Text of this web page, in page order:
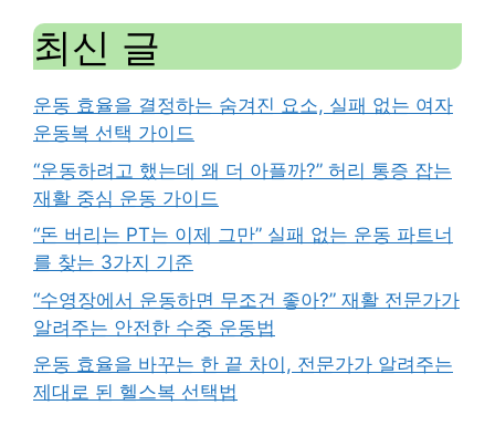
최신 글
운동 효율을 결정하는 숨겨진 요소, 실패 없는 여자
운동복 선택 가이드
“운동하려고 했는데 왜 더 아플까?” 허리 통증 잡는
재활 중심 운동 가이드
“돈 버리는 PT는 이제 그만” 실패 없는 운동 파트너
를 찾는 3가지 기준
“수영장에서 운동하면 무조건 좋아?” 재활 전문가가
알려주는 안전한 수중 운동법
운동 효율을 바꾸는 한 끝 차이, 전문가가 알려주는
제대로 된 헬스복 선택법